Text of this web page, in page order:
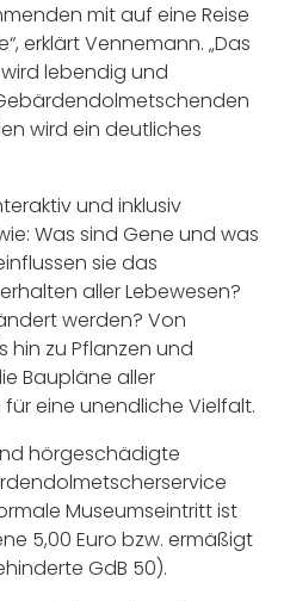
mit auf eine Reise
erklärt Vennemann. „Das
lebendig und
wird ein deutliches
und inklusiv
Was sind Gene und was
sie das
aller Lebewesen?
werden? Von
hin zu Pflanzen und
Baupläne aller
eine unendliche Vielfalt.
hörgeschädigte
Museumseintritt ist
5,00 Euro bzw. ermäßigt
GdB 50).